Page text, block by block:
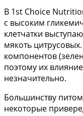
В 1st Choice
с высоким
клетчатки
мякоть
компонентов
поэтому их
незначительно.
Большинству
некоторые